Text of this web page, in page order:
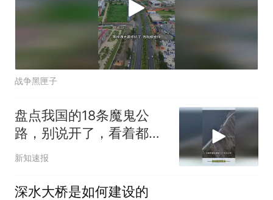
战争黑匣子
盘点我国的18条魔鬼公
路，别说开了，看着都吓
人！
新知速报
深水大桥是如何建设的